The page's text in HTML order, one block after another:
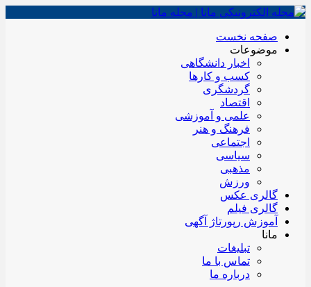
صفحه نخست
موضوعات
اخبار دانشگاهی
کسب و کارها
گردشگری
اقتصاد
علمی و آموزشی
فرهنگ و هنر
اجتماعی
سیاسی
مذهبی
ورزش
گالری عکس
گالری فیلم
آموزش رپورتاژ آگهی
مانا
تبلیغات
تماس با ما
درباره ما